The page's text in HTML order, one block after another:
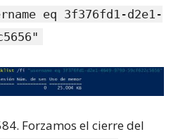
eq 3f376fd1-d2e1-
Forzamos el cierre del